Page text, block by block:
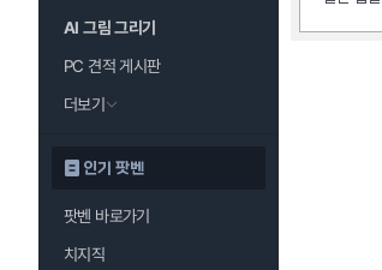
AI 그림 그리기
PC 견적 게시판
더보기
인기 팟벤
팟벤 바로가기
치지직